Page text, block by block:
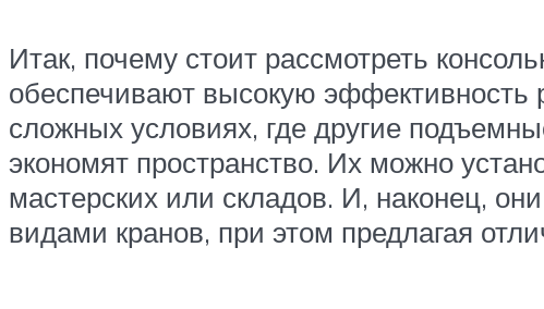
Итак, почему стоит рассмотреть
обеспечивают высокую эффективность
сложных условиях, где другие
экономят пространство. Их можно
мастерских или складов. И, наконец,
видами кранов, при этом предлагая